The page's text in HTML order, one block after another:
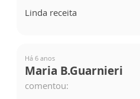
Linda receita
Há 6 anos
Maria B.Guarnieri
comentou: